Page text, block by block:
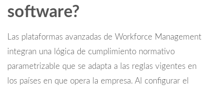
software?
Las plataformas avanzadas de Workforce Management
integran una lógica de cumplimiento normativo
parametrizable que se adapta a las reglas vigentes en
los países en que opera la empresa. Al configurar el